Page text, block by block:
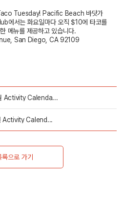
Tuesday! Pacific Beach 바닷가
에서는 화요일마다 오직 $10에 타코를
메뉴를 제공하고 있습니다.
San Diego, CA 92109
Activity Calenda...
Activity Calend...
록으로 가기